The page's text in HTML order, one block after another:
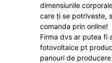
dimensiunile
care ți se potriveste,
comanda prin online!
Firma dvs ar putea fi
fotovoltaice pt
panouri de